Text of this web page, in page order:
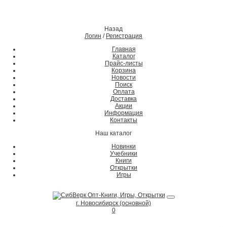
Назад
Логин / Регистрация
Главная
Каталог
Прайс-листы
Корзина
Новости
Поиск
Оплата
Доставка
Акции
Информация
Контакты
Наш каталог
Новинки
Учебники
Книги
Открытки
Игры
г. Новосибирск (основной)
0